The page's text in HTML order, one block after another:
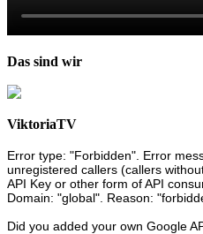
Das sind wir
ViktoriaTV
Error type: "Forbidden". Error
unregistered callers (callers
API Key or other form of API
Domain: "global". Reason:
Did you added your own Google